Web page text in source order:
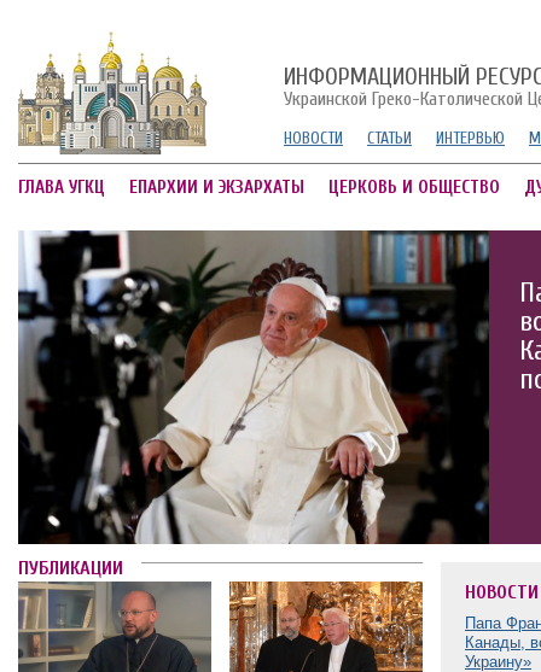
ИНФОРМАЦИОННЫЙ
Украинской Греко-Католической
НОВОСТИ СТАТЬИ ИНТЕРВЬЮ
ГЛАВА УГКЦ ЕПАРХИИ И ЭКЗАРХАТЫ ЦЕРКОВЬ И ОБЩЕСТВО
ПУБЛИКАЦИИ
НОВОСТИ
Папа
Канады,
Украину»